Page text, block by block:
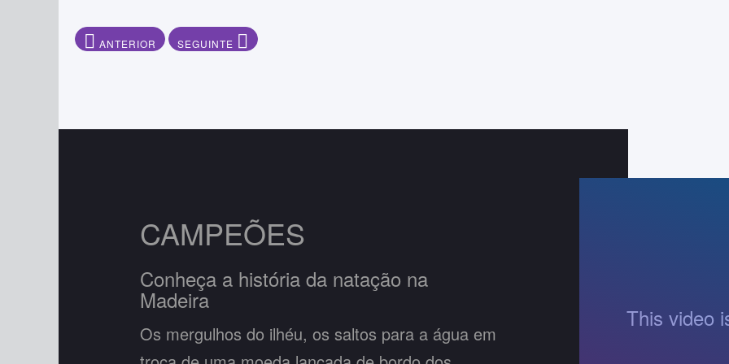
ARTIGO ANTERIOR: ÓRGÃOS SOCIAIS
ANTERIOR ARTIGO SEGUINTE: HISTORIAL
SEGUINTE
CAMPEÕES
Conheça a história da natação na
Madeira
Os mergulhos do ilhéu, os saltos para a água em